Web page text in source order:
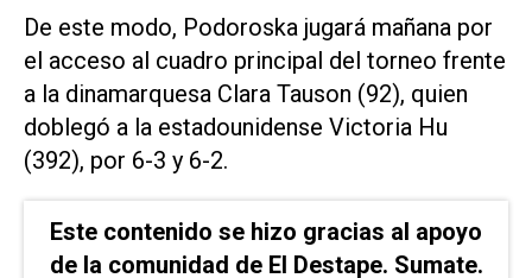
De este modo, Podoroska jugará mañana por
el acceso al cuadro principal del torneo frente
a la dinamarquesa Clara Tauson (92), quien
doblegó a la estadounidense Victoria Hu
(392), por 6-3 y 6-2.
Este contenido se hizo gracias al apoyo
de la comunidad de El Destape. Sumate.